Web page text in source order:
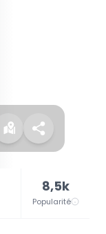
8,5k
Popularité